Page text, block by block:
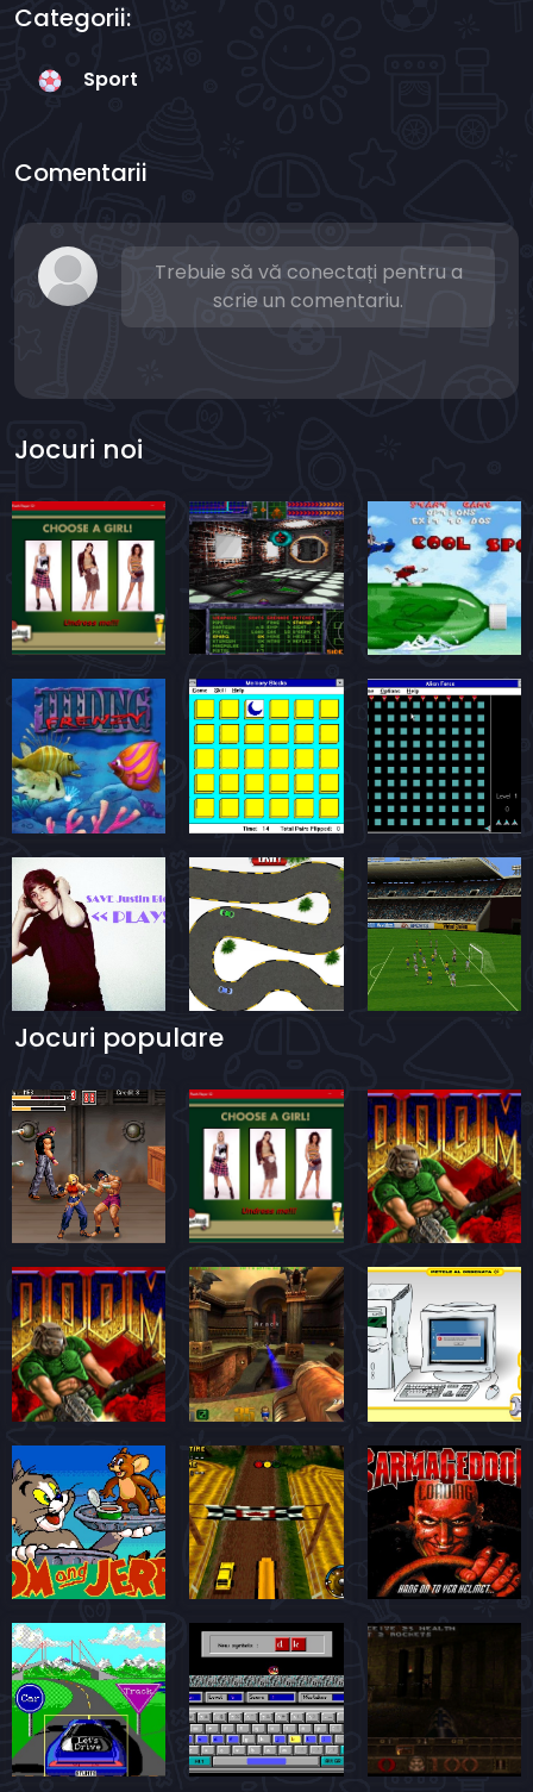
Categorii:
Sport
Comentarii
Trebuie să vă conectați pentru a
scrie un comentariu.
Jocuri noi
Jocuri populare